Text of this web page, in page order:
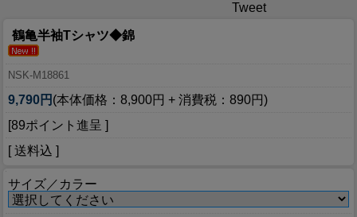
Tweet
鶴亀半袖Tシャツ◆錦
NSK-M18861
9,790円 (本体価格：8,900円 + 消費税：890円)
[89ポイント進呈 ]
[ 送料込 ]
サイズ／カラー